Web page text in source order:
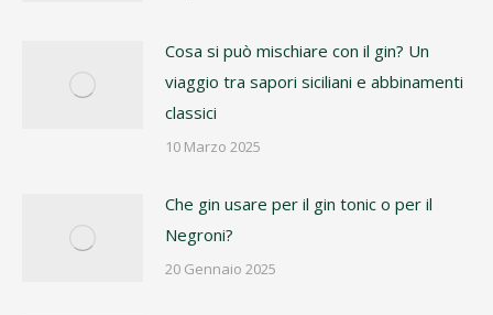
Cosa si può mischiare con il gin? Un
viaggio tra sapori siciliani e abbinamenti
classici
10 Marzo 2025
Che gin usare per il gin tonic o per il
Negroni?
20 Gennaio 2025